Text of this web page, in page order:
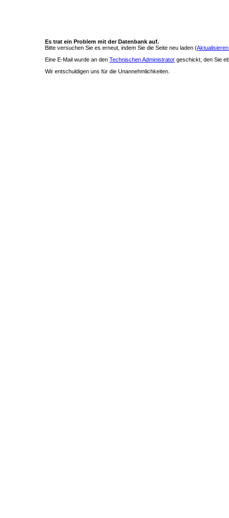
Es trat ein Problem mit der Datenbank auf.
Bitte versuchen Sie es erneut, indem Sie die Seite neu laden (
Eine E-Mail wurde an den Technischen Administrator geschickt, den Sie
Wir entschuldigen uns für die Unannehmlichkeiten.